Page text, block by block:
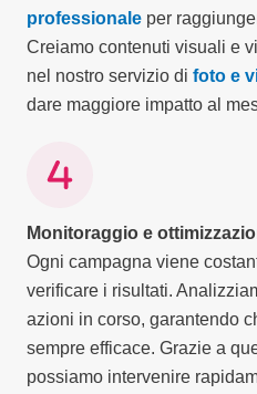
professionale per
Creiamo contenuti visuali e
nel nostro servizio di foto e
dare maggiore impatto al
Monitoraggio e
Ogni campagna viene
verificare i risultati.
azioni in corso, garantendo
sempre efficace. Grazie a
possiamo intervenire